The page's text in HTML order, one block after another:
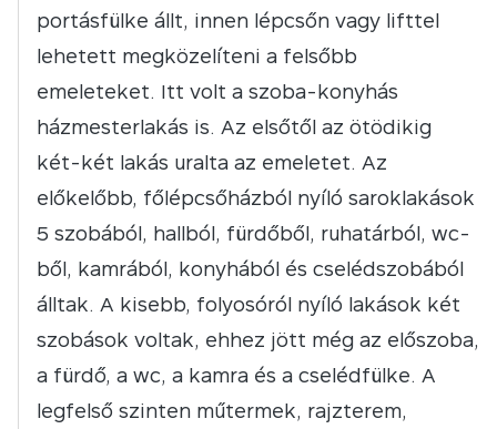
portásfülke állt, innen lépcsőn vagy lifttel
lehetett megközelíteni a felsőbb
emeleteket. Itt volt a szoba-konyhás
házmesterlakás is. Az elsőtől az ötödikig
két-két lakás uralta az emeletet. Az
előkelőbb, főlépcsőházból nyíló saroklakások
5 szobából, hallból, fürdőből, ruhatárból, wc-
ből, kamrából, konyhából és cselédszobából
álltak. A kisebb, folyosóról nyíló lakások két
szobások voltak, ehhez jött még az előszoba,
a fürdő, a wc, a kamra és a cselédfülke. A
legfelső szinten műtermek, rajzterem,